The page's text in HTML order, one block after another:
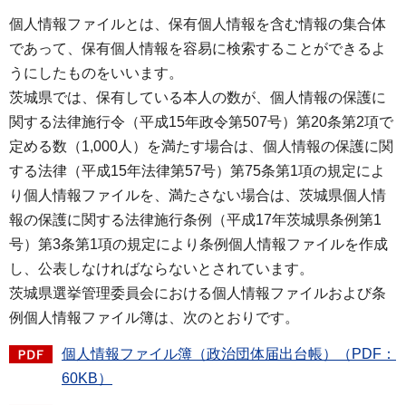
個人情報ファイルとは、保有個人情報を含む情報の集合体
であって、保有個人情報を容易に検索することができるよ
うにしたものをいいます。
茨城県では、保有している本人の数が、個人情報の保護に
関する法律施行令（平成15年政令第507号）第20条第2項で
定める数（1,000人）を満たす場合は、個人情報の保護に関
する法律（平成15年法律第57号）第75条第1項の規定によ
り個人情報ファイルを、満たさない場合は、茨城県個人情
報の保護に関する法律施行条例（平成17年茨城県条例第1
号）第3条第1項の規定により条例個人情報ファイルを作成
し、公表しなければならないとされています。
茨城県選挙管理委員会における個人情報ファイルおよび条
例個人情報ファイル簿は、次のとおりです。
個人情報ファイル簿（政治団体届出台帳）（PDF：
60KB）